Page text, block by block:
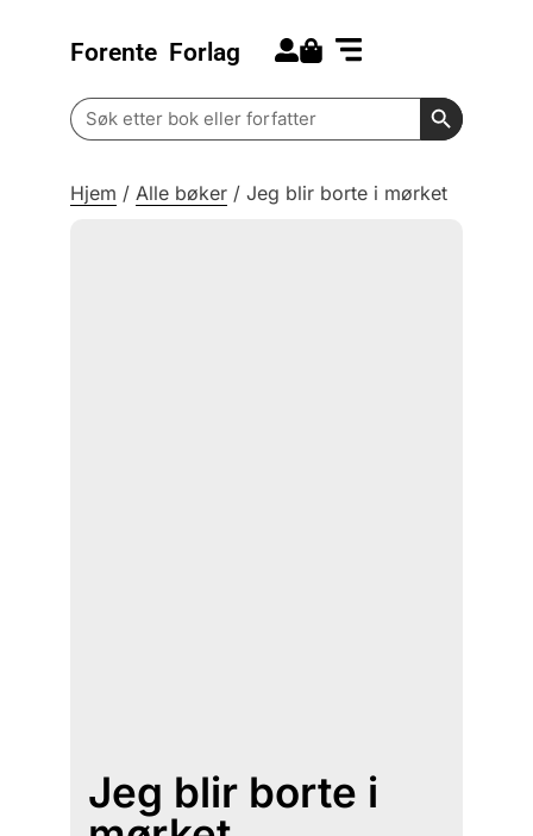
Forente Forlag
Search
for:
Search
Hjem / Alle bøker / Jeg blir borte i mørket
Jeg blir borte i